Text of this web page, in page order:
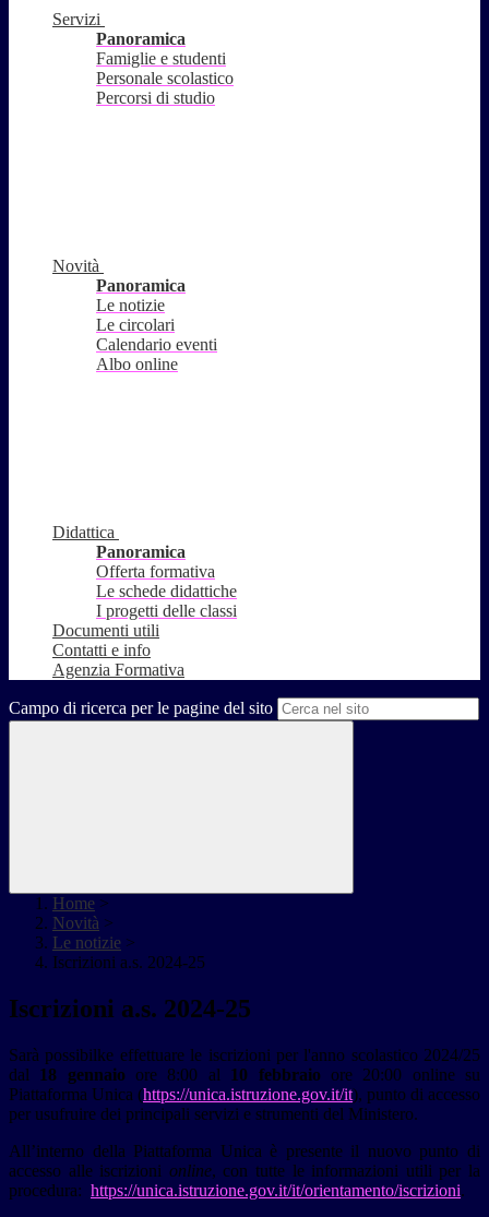
Servizi
Panoramica
Famiglie e studenti
Personale scolastico
Percorsi di studio
Novità
Panoramica
Le notizie
Le circolari
Calendario eventi
Albo online
Didattica
Panoramica
Offerta formativa
Le schede didattiche
I progetti delle classi
Documenti utili
Contatti e info
Agenzia Formativa
Campo di ricerca per le pagine del sito
Home >
Novità >
Le notizie >
Iscrizioni a.s. 2024-25
Iscrizioni a.s. 2024-25
Sarà possibilke effettuare le iscrizioni per l'anno scolastico 2024/25
dal 18 gennaio ore 8:00 al 10 febbraio ore 20:00 online su
Piattaforma Unica (https://unica.istruzione.gov.it/it), punto di accesso
per usufruire dei principali servizi e strumenti del Ministero.
All’interno della Piattaforma Unica è presente il nuovo punto di
accesso alle iscrizioni online, con tutte le informazioni utili per la
procedura: https://unica.istruzione.gov.it/it/orientamento/iscrizioni.